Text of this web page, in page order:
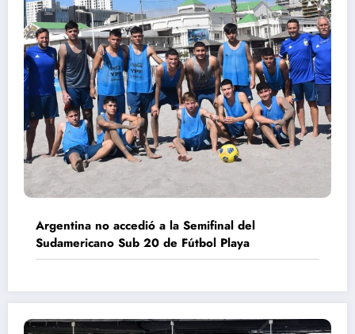
Argentina no accedió a la Semifinal del
Sudamericano Sub 20 de Fútbol Playa